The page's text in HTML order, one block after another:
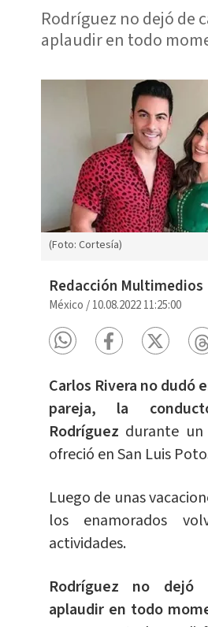
Rodríguez no dejó de
aplaudir en todo
(Foto: Cortesía)
Redacción Multimedios
México /10.08.2022 11:25:00
Carlos Rivera no dudó
pareja, la
Rodríguez durante
ofreció en San Luis
Luego de unas
los enamorados
actividades.
Rodríguez no
aplaudir en todo